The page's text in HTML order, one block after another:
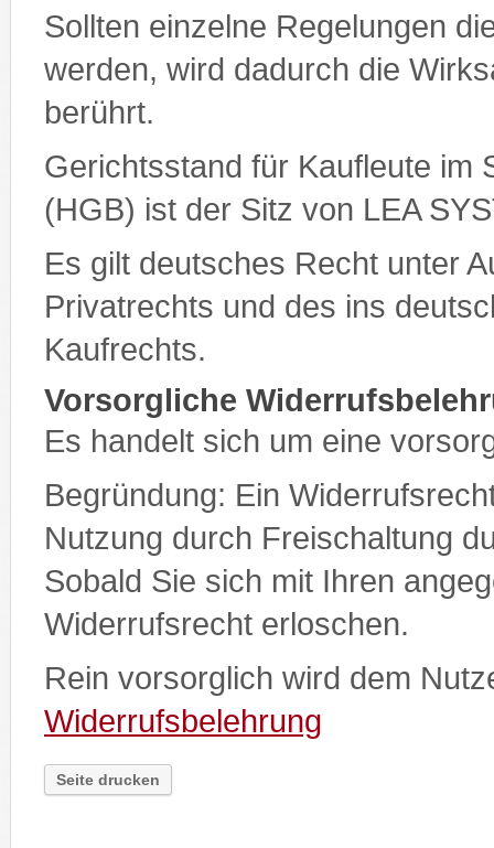
Sollten einzelne Regelungen
werden, wird dadurch die
berührt.
Gerichtsstand für Kaufleute im
(HGB) ist der Sitz von LEA
Es gilt deutsches Recht unter
Privatrechts und des ins
Kaufrechts.
Vorsorgliche
Es handelt sich um eine
Begründung: Ein
Nutzung durch Freischaltung
Sobald Sie sich mit Ihren
Widerrufsrecht erloschen.
Rein vorsorglich wird dem
Widerrufsbelehrung
Seite drucken